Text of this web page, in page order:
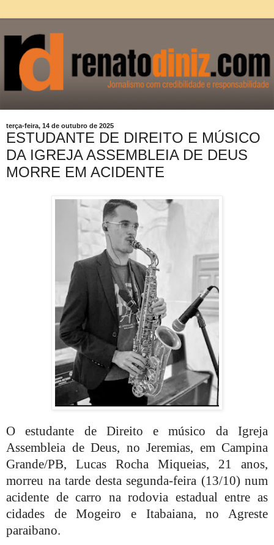
terça-feira, 14 de outubro de 2025
ESTUDANTE DE DIREITO E MÚSICO
DA IGREJA ASSEMBLEIA DE DEUS
MORRE EM ACIDENTE
O estudante de Direito e músico da Igreja
Assembleia de Deus, no Jeremias, em Campina
Grande/PB, Lucas Rocha Miqueias, 21 anos,
morreu na tarde desta segunda-feira (13/10) num
acidente de carro na rodovia estadual entre as
cidades de Mogeiro e Itabaiana, no Agreste
paraibano.